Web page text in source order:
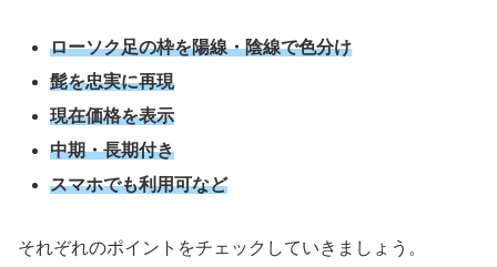
ローソク足の枠を陽線・陰線で色分け
髭を忠実に再現
現在価格を表示
中期・長期付き
スマホでも利用可など
それぞれのポイントをチェックしていきましょう。